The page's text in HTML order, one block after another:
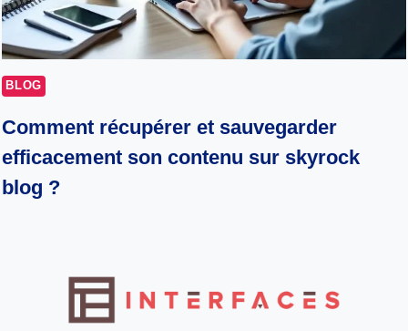
BLOG
Comment récupérer et sauvegarder
efficacement son contenu sur skyrock
blog ?